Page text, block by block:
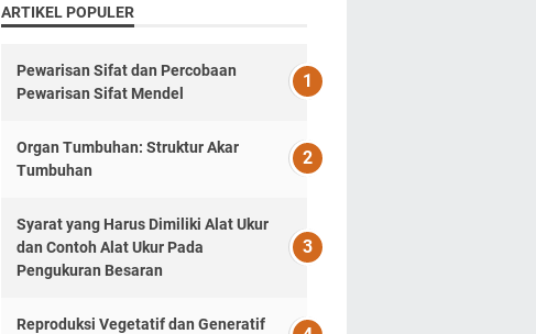
ARTIKEL POPULER
Pewarisan Sifat dan Percobaan
Pewarisan Sifat Mendel
Organ Tumbuhan: Struktur Akar
Tumbuhan
Syarat yang Harus Dimiliki Alat Ukur
dan Contoh Alat Ukur Pada
Pengukuran Besaran
Reproduksi Vegetatif dan Generatif